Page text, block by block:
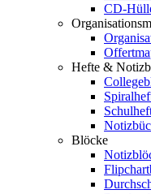
CD-
Hefte &
Blöcke